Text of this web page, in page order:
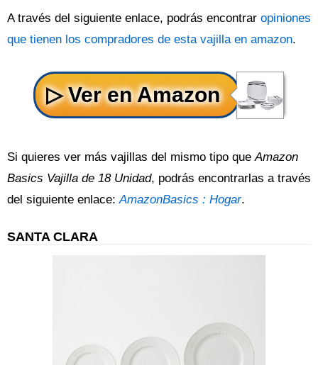
A través del siguiente enlace, podrás encontrar opiniones
que tienen los compradores de esta vajilla en amazon.
Si quieres ver más vajillas del mismo tipo que Amazon
Basics Vajilla de 18 Unidad, podrás encontrarlas a través
del siguiente enlace: AmazonBasics : Hogar.
SANTA CLARA